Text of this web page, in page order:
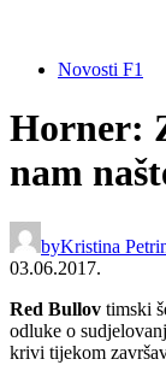
Novosti F1
Horner:
nam
byKristina
03.06.2017.
Red Bullov timski
odluke o
krivi tijekom